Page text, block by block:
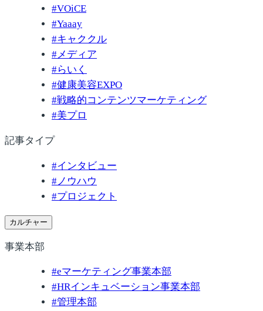
#VOiCE
#Yaaay
#キャククル
#メディア
#らいく
#健康美容EXPO
#戦略的コンテンツマーケティング
#美プロ
記事タイプ
#インタビュー
#ノウハウ
#プロジェクト
カルチャー
事業本部
#eマーケティング事業本部
#HRインキュベーション事業本部
#管理本部